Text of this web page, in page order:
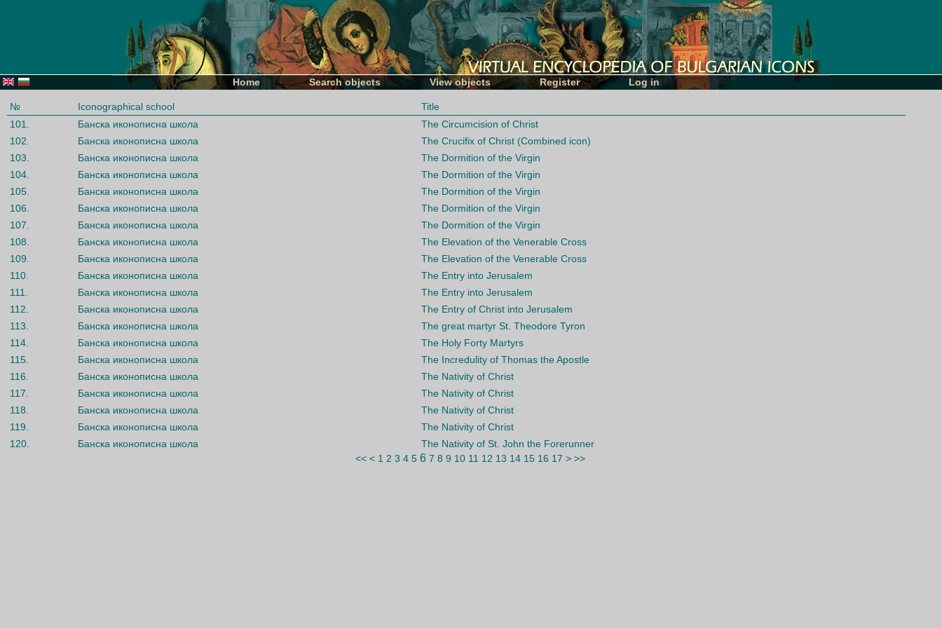
Home Search objects View objects Register Log in
№ Iconographical school
Title
101.
Банска иконописна школа
The Circumcision of Christ
102.
Банска иконописна школа
The Crucifix of Christ (Combined icon)
103.
Банска иконописна школа
The Dormition of the Virgin
104.
Банска иконописна школа
The Dormition of the Virgin
105.
Банска иконописна школа
The Dormition of the Virgin
106.
Банска иконописна школа
The Dormition of the Virgin
107.
Банска иконописна школа
The Dormition of the Virgin
108.
Банска иконописна школа
The Elevation of the Venerable Cross
109.
Банска иконописна школа
The Elevation of the Venerable Cross
110.
Банска иконописна школа
The Entry into Jerusalem
111.
Банска иконописна школа
The Entry into Jerusalem
112.
Банска иконописна школа
The Entry of Christ into Jerusalem
113.
Банска иконописна школа
The great martyr St. Theodore Tyron
114.
Банска иконописна школа
The Holy Forty Martyrs
115.
Банска иконописна школа
The Incredulity of Thomas the Apostle
116.
Банска иконописна школа
The Nativity of Christ
117.
Банска иконописна школа
The Nativity of Christ
118.
Банска иконописна школа
The Nativity of Christ
119.
Банска иконописна школа
The Nativity of Christ
120.
Банска иконописна школа
The Nativity of St. John the Forerunner
<< < 1 2 3 4 5 6 7 8 9 10 11 12 13 14 15 16 17 > >>